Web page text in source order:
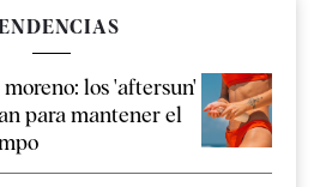
los 'aftersun'
para mantener el